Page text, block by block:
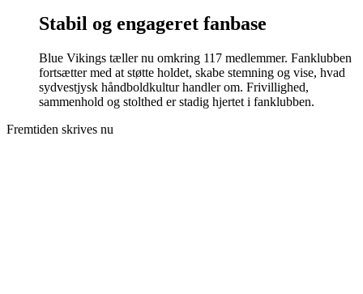
Stabil og engageret fanbase
Blue Vikings tæller nu omkring 117 medlemmer. Fanklubben
fortsætter med at støtte holdet, skabe stemning og vise, hvad
sydvestjysk håndboldkultur handler om. Frivillighed,
sammenhold og stolthed er stadig hjertet i fanklubben.
Fremtiden skrives nu